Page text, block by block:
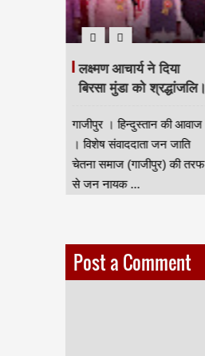
लक्ष्मण आचार्य ने दिया
बिरसा मुंडा को श्रद्धांजलि।
गाजीपुर । हिन्दुस्तान की आवाज
। विशेष संवाददाता जन जाति
चेतना समाज (गाजीपुर) की तरफ
से जन नायक ...
Post a Comment